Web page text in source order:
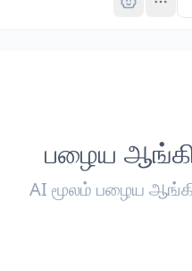
பழைய
AI மூலம் பழைய